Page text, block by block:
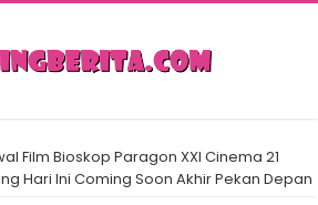
Film Bioskop Paragon XXI Cinema 21
Hari Ini Coming Soon Akhir Pekan Depan